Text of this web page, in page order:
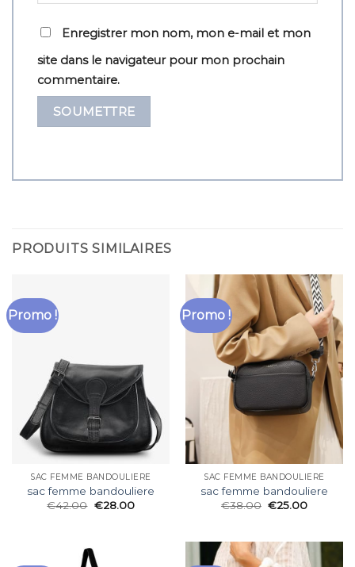
Enregistrer mon nom, mon e-mail et mon
site dans le navigateur pour mon prochain
commentaire.
PRODUITS SIMILAIRES
Promo !
SAC FEMME BANDOULIERE
sac femme bandouliere
€42.00 €28.00
Promo !
SAC FEMME BANDOULIERE
sac femme bandouliere
€38.00 €25.00